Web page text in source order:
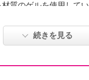
質のゲルを使用して
て乾かせば粘着力が戻り
転倒防止ポールとの併
続きを見る